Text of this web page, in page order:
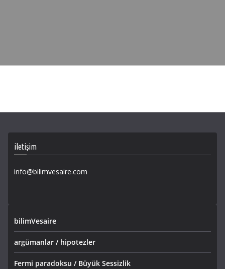
iletişim
info@bilimvesaire.com
bilimVesaire
argümanlar / hipotezler
Fermi paradoksu / Büyük Sessizlik